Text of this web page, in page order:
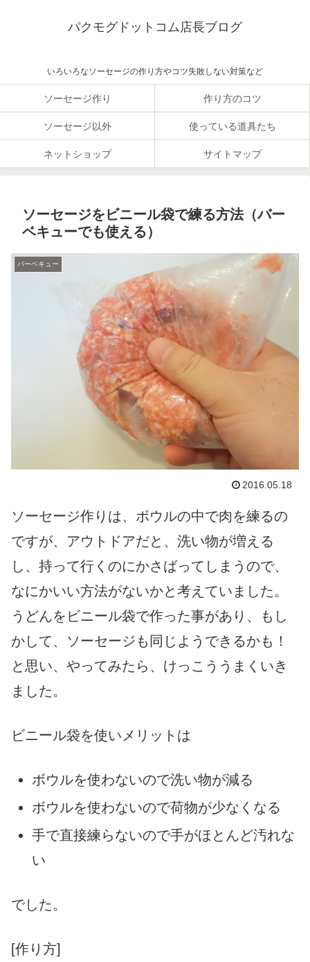
パクモグドットコム店長ブログ
いろいろなソーセージの作り方やコツ失敗しない対策など
ソーセージ作り 作り方のコツ
ソーセージ以外 使っている道具たち
ネットショップ サイトマップ
ソーセージをビニール袋で練る方法（バー
ベキューでも使える）
バーベキュー
2016.05.18
ソーセージ作りは、ボウルの中で肉を練るの
ですが、アウトドアだと、洗い物が増える
し、持って行くのにかさばってしまうので、
なにかいい方法がないかと考えていました。
うどんをビニール袋で作った事があり、もし
かして、ソーセージも同じようできるかも！
と思い、やってみたら、けっこううまくいき
ました。
ビニール袋を使いメリットは
ボウルを使わないので洗い物が減る
ボウルを使わないので荷物が少なくなる
手で直接練らないので手がほとんど汚れな
い
でした。
[作り方]